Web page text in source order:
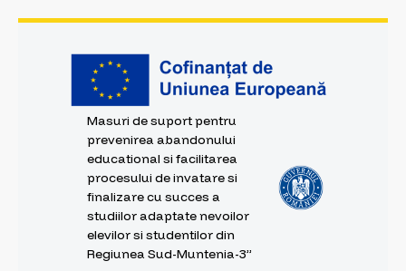
Masuri de suport pentru
prevenirea abandonului
educational si facilitarea
procesului de invatare si
finalizare cu succes a
studiilor adaptate nevoilor
elevilor si studentilor din
Regiunea Sud-Muntenia-3”